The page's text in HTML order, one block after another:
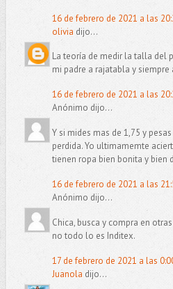
16 de febrero de 2021 a las
olivia dijo...
La teoría de medir la talla del
mi padre a rajatabla y
16 de febrero de 2021 a las
Anónimo dijo...
Y si mides mas de 1,75 y
perdida. Yo ultimamemte
tienen ropa bien bonita y bien
16 de febrero de 2021 a las
Anónimo dijo...
Chica, busca y compra en
no todo lo es Inditex.
17 de febrero de 2021 a las
Juanola dijo...